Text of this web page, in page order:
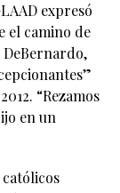
expresó
el camino de
“Rezamos
en un